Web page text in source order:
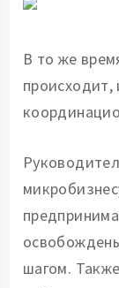
В то же
шагом.